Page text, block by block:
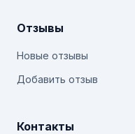
Отзывы
Новые отзывы
Добавить отзыв
Контакты